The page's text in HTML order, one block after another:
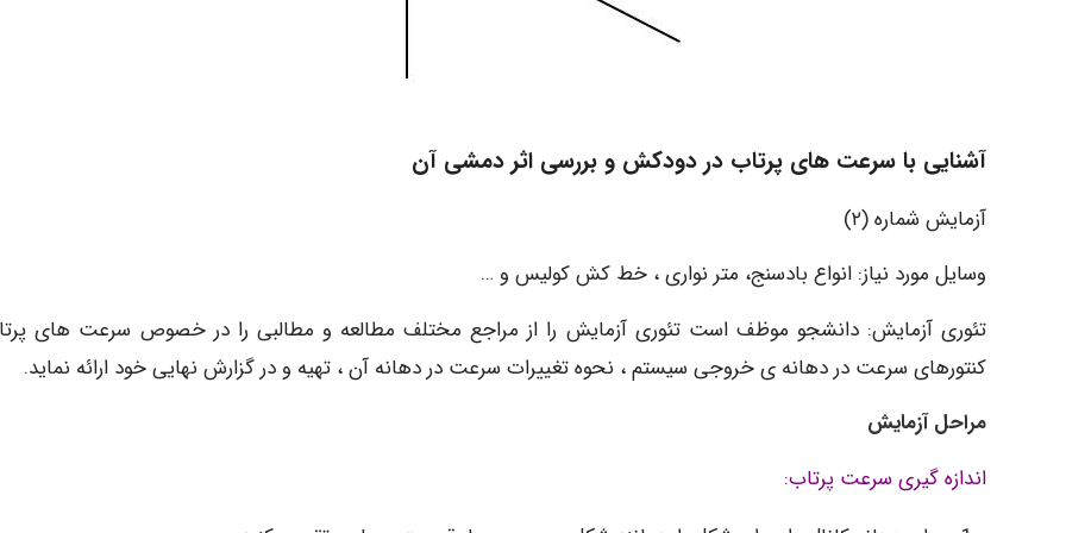
آشنایی با سرعت های پرتاب در دودکش و بررسی اثر دمشی آن
آزمایش شماره (۲)
وسایل مورد نیاز: انواع بادسنج، متر نواری ، خط کش کولیس و …
تئوری آزمایش: دانشجو موظف است تئوری آزمایش را از مراجع مختلف مطالعه و مطالبی را در خصوص سرعت های
کنتورهای سرعت در دهانه ی خروجی سیستم ، نحوه تغییرات سرعت در دهانه آن ، تهیه و در گزارش نهایی خود ارائه نماید.
مراحل آزمایش
اندازه گیری سرعت پرتاب: